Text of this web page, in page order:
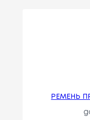
РЕМЕНЬ